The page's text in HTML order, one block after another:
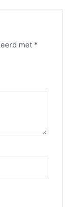
met *